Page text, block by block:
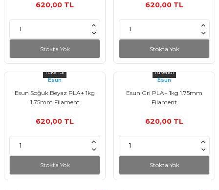
620,00 TL
Stokta Yok
620,00 TL
Stokta Yok
Tükendi
Esun
Esun Soğuk Beyaz PLA+ 1kg
1.75mm Filament
620,00 TL
Stokta Yok
Tükendi
Esun
Esun Gri PLA+ 1kg 1.75mm
Filament
620,00 TL
Stokta Yok